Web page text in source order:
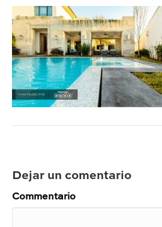
Dejar un comentario
Commentario